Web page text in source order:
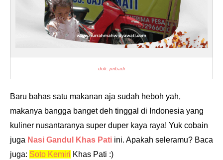
dok. pribadi
Baru bahas satu makanan aja sudah heboh yah,
makanya bangga banget deh tinggal di Indonesia yang
kuliner nusantaranya super duper kaya raya! Yuk cobain
juga Nasi Gandul Khas Pati ini. Apakah seleramu? Baca
juga: Soto Kemiri Khas Pati :)